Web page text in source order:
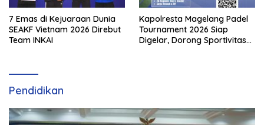
7 Emas di Kejuaraan Dunia
SEAKF Vietnam 2026 Direbut
Team INKAI
Kapolresta Magelang Padel
Tournament 2026 Siap
Digelar, Dorong Sportivitas
Pendidikan